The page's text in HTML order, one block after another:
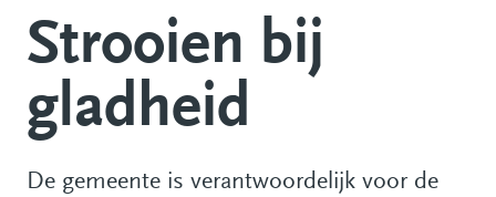
Strooien bij
gladheid
De gemeente is verantwoordelijk voor de